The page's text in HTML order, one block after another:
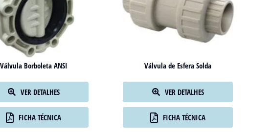
Válvula Borboleta ANSI
VER DETALHES
FICHA TÉCNICA
Válvula de Esfera Solda
VER DETALHES
FICHA TÉCNICA